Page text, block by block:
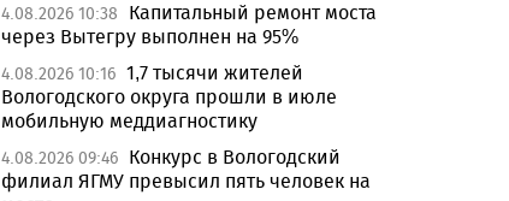
4.08.2026 10:38
Капитальный ремонт моста
через Вытегру выполнен на 95%
4.08.2026 10:16 1,7 тысячи жителей
Вологодского округа прошли в июле
мобильную меддиагностику
4.08.2026 09:46 Конкурс в Вологодский
филиал ЯГМУ превысил пять человек на